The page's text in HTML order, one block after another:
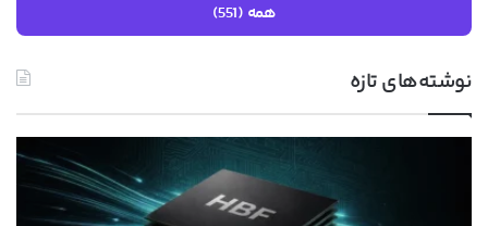
همه (551)
نوشته‌های تازه